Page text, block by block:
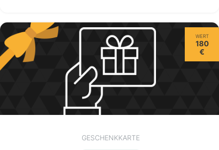
WERT
180
€
GESCHENKKARTE